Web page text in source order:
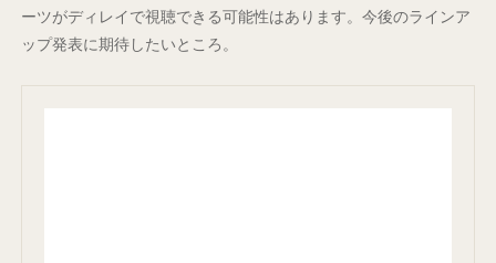
ーツがディレイで視聴できる可能性はあります。今後のラインア
ップ発表に期待したいところ。